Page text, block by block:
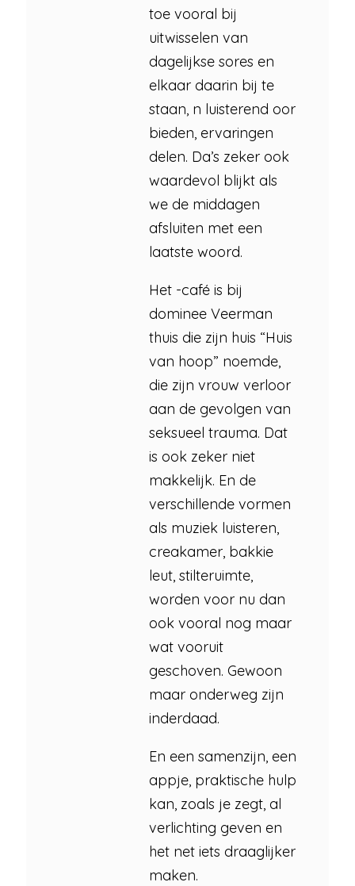
toe vooral bij
uitwisselen van
dagelijkse sores en
elkaar daarin bij te
staan, n luisterend oor
bieden, ervaringen
delen. Da’s zeker ook
waardevol blijkt als
we de middagen
afsluiten met een
laatste woord.
Het -café is bij
dominee Veerman
thuis die zijn huis “Huis
van hoop” noemde,
die zijn vrouw verloor
aan de gevolgen van
seksueel trauma. Dat
is ook zeker niet
makkelijk. En de
verschillende vormen
als muziek luisteren,
creakamer, bakkie
leut, stilteruimte,
worden voor nu dan
ook vooral nog maar
wat vooruit
geschoven. Gewoon
maar onderweg zijn
inderdaad.
En een samenzijn, een
appje, praktische hulp
kan, zoals je zegt, al
verlichting geven en
het net iets draaglijker
maken.